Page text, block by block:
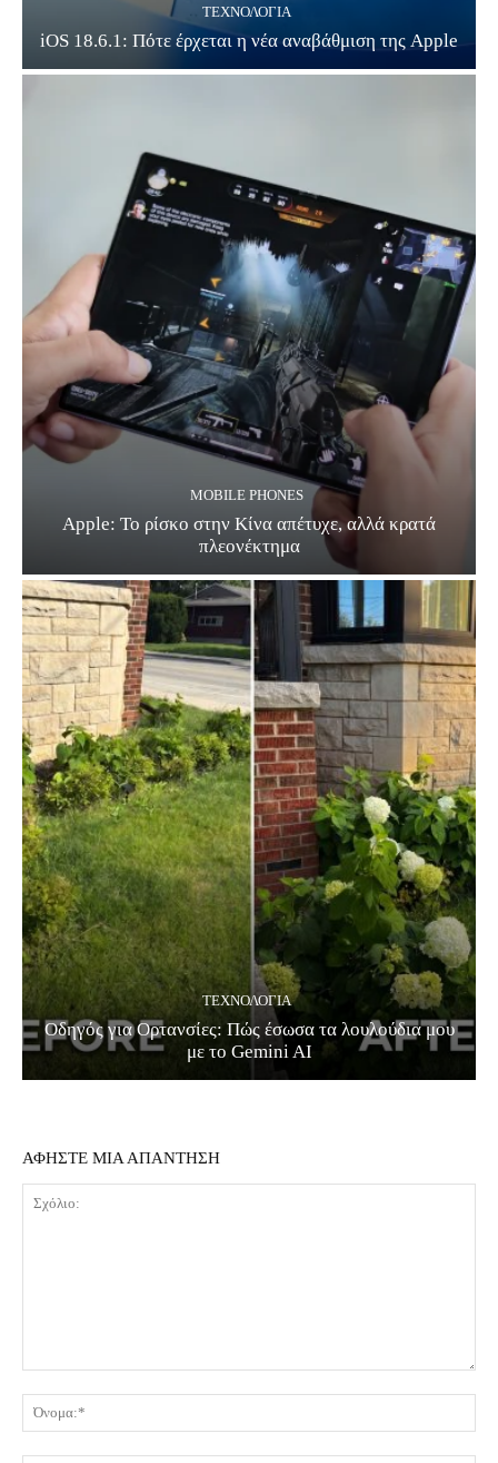
ΤΕΧΝΟΛΟΓΊΑ
iOS 18.6.1: Πότε έρχεται η νέα αναβάθμιση της Apple
MOBILE PHONES
Apple: Το ρίσκο στην Κίνα απέτυχε, αλλά κρατά
πλεονέκτημα
ΤΕΧΝΟΛΟΓΊΑ
Οδηγός για Ορτανσίες: Πώς έσωσα τα λουλούδια μου
με το Gemini AI
ΑΦΗΣΤΕ ΜΙΑ ΑΠΑΝΤΗΣΗ